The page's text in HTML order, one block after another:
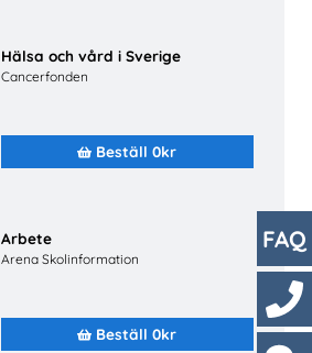
Hälsa och vård i Sverige
Cancerfonden
Beställ 0kr
Arbete
Arena Skolinformation
Beställ 0kr
FAQ